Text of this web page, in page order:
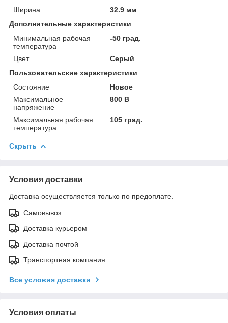
Ширина
32.9 мм
Дополнительные характеристики
Минимальная рабочая
температура
-50 град.
Цвет
Серый
Пользовательские характеристики
Состояние
Новое
Максимальное
напряжение
800 В
Максимальная рабочая
температура
105 град.
Скрыть
Условия доставки
Доставка осуществляется только по предоплате.
Самовывоз
Доставка курьером
Доставка почтой
Транспортная компания
Все условия доставки
Условия оплаты